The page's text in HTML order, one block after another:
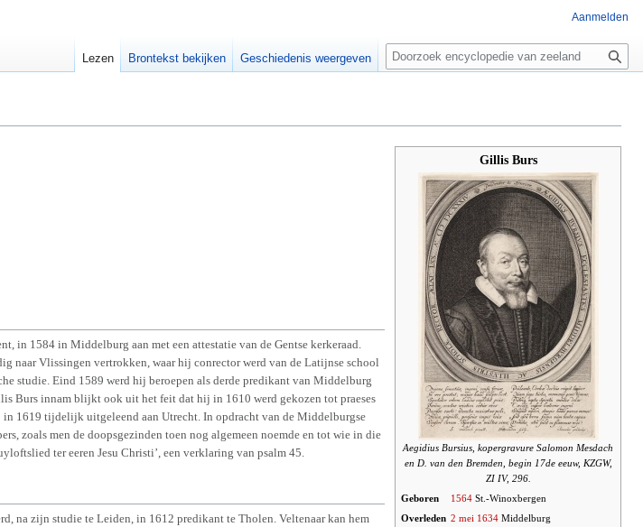
Gillis Burs
Aegidius Bursius, kopergravure Salomon Mesdach
en D. van den Bremden, begin 17de eeuw, KZGW,
ZI IV, 296.
Geboren
1564 St.-Winoxbergen
Overleden 2 mei 1634 Middelburg
in 1584 in Middelburg aan met een attestatie van de Gentse kerkeraad.
naar Vlissingen vertrokken, waar hij conrector werd van de Latijnse school
studie. Eind 1589 werd hij beroepen als derde predikant van Middelburg
Burs innam blijkt ook uit het feit dat hij in 1610 werd gekozen tot praeses
1619 tijdelijk uitgeleend aan Utrecht. In opdracht van de Middelburgse
zoals men de doopsgezinden toen nog algemeen noemde en tot wie in die
ter eeren Jesu Christi’, een verklaring van psalm 45.
na zijn studie te Leiden, in 1612 predikant te Tholen. Veltenaar kan hem
Aanmelden
Lezen Brontekst bekijken Geschiedenis weergeven
Z
e